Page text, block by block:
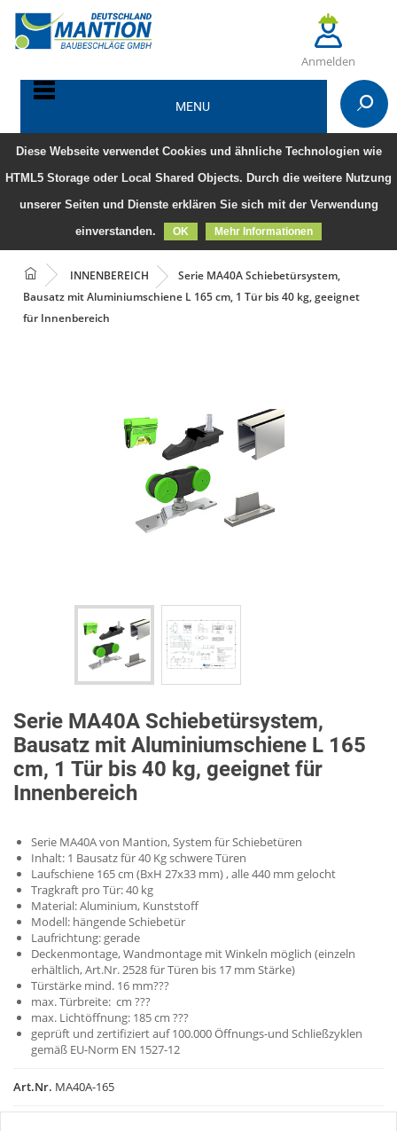
Diese Webseite verwendet Cookies und ähnliche Technologien wie
HTML5 Storage oder Local Shared Objects. Durch die weitere Nutzung
unserer Seiten und Dienste erklären Sie sich mit der Verwendung
einverstanden.
OK Mehr Informationen
Anmelden
MENU
INNENBEREICH
Serie MA40A Schiebetürsystem,
Bausatz mit Aluminiumschiene L 165 cm, 1 Tür bis 40 kg, geeignet
für Innenbereich
Serie MA40A Schiebetürsystem,
Bausatz mit Aluminiumschiene L 165
cm, 1 Tür bis 40 kg, geeignet für
Innenbereich
Serie MA40A von Mantion, System für Schiebetüren
Inhalt: 1 Bausatz für 40 Kg schwere Türen
Laufschiene 165 cm (BxH 27x33 mm) , alle 440 mm gelocht
Tragkraft pro Tür: 40 kg
Material: Aluminium, Kunststoff
Modell: hängende Schiebetür
Laufrichtung: gerade
Deckenmontage, Wandmontage mit Winkeln möglich (einzeln
erhältlich, Art.Nr. 2528 für Türen bis 17 mm Stärke)
Türstärke mind. 16 mm???
max. Türbreite: cm ???
max. Lichtöffnung: 185 cm ???
geprüft und zertifiziert auf 100.000 Öffnungs-und Schließzyklen
gemäß EU-Norm EN 1527-12
Art.Nr. MA40A-165